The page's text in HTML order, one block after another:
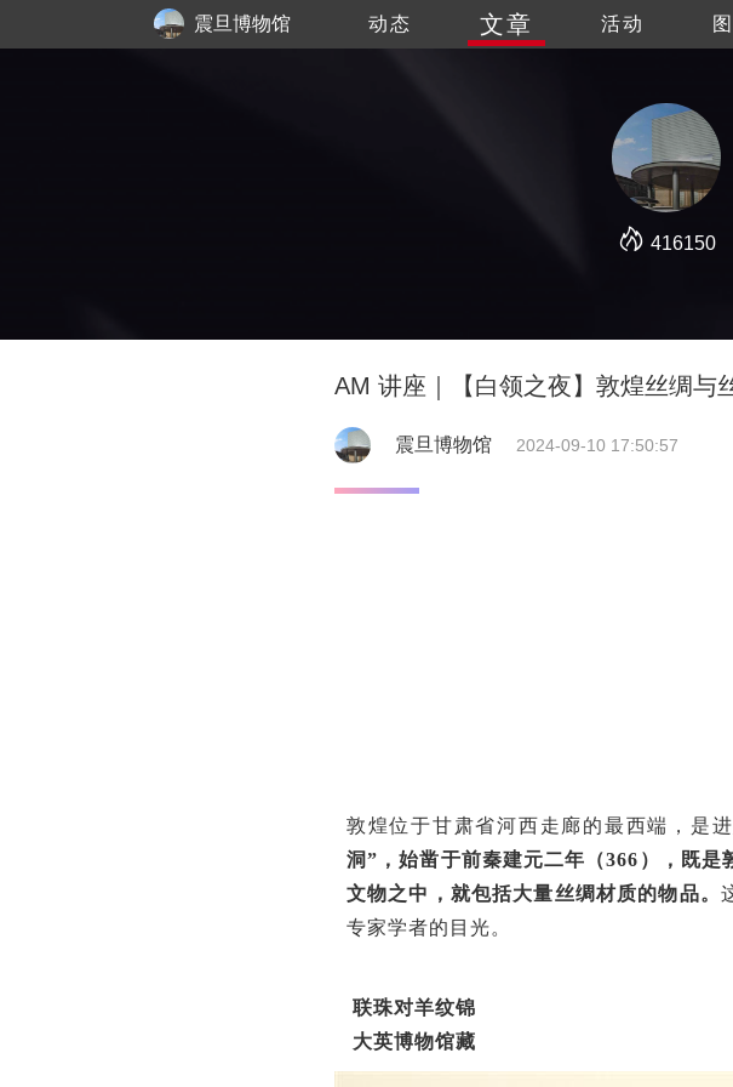
震旦博物馆 动态 文章 活动
416150
AM 讲座｜【白领之夜】敦煌丝绸与
震旦博物馆 2024-09-10 17:50:57
敦煌位于甘肃省河西走廊的最西端，是
洞” ，始凿于前秦建元二年（366），既
文物之中，就包括大量丝绸材质的物品。
专家学者的目光。
联珠对羊纹锦
大英博物馆藏